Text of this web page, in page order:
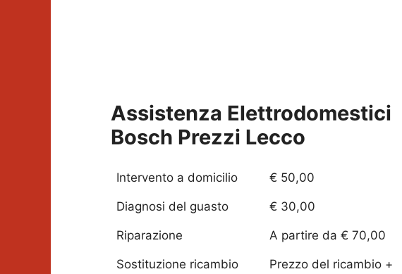
Assistenza Elettrodomestici
Bosch Prezzi Lecco
Intervento a domicilio € 50,00
Diagnosi del guasto € 30,00
Riparazione A partire da € 70,00
Sostituzione ricambio
Prezzo del ricambio +